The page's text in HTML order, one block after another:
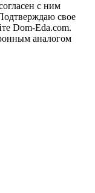
с ним
свое
Dom-Eda.com.
аналогом